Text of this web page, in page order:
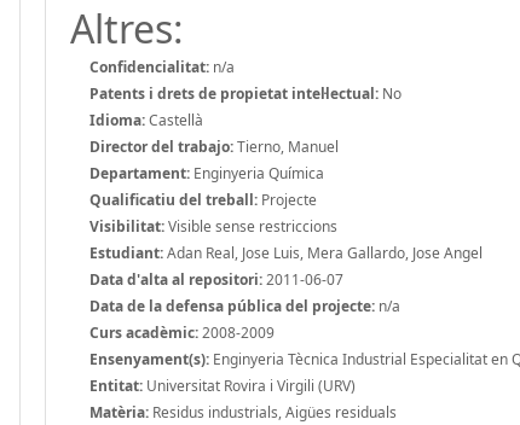
Altres:
Confidencialitat: n/a
Patents i drets de propietat intel·lectual: No
Idioma:Castellà
Director del trabajo:Tierno, Manuel
Departament: Enginyeria Química
Qualificatiu del treball: Projecte
Visibilitat:Visible sense restriccions
Estudiant:Adan Real, Jose Luis, Mera Gallardo, Jose Angel
Data d'alta al repositori:2011-06-07
Data de la defensa pública del projecte: n/a
Curs acadèmic:2008-2009
Ensenyament(s): Enginyeria Tècnica Industrial Especialitat en
Entitat: Universitat Rovira i Virgili (URV)
Matèria: Residus industrials, Aigües residuals